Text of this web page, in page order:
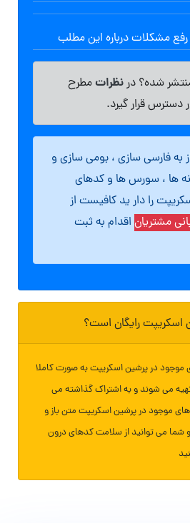
مشکلات درباره این مطلب
شده؟ درنظراتمطرح
دسترس قرار گیرد.
به فارسی سازی ، بومی سازی و
ها ، سورس ها و کدهای
را دار ید کافیست از
مشتریان اقدام به ثبت
اسکریپت رایگان است؟
موجود در پرشین اسکریپت به صورت کاملا
می شوند و به اشتراک گذاشته می
موجود در پرشین اسکریپت متن باز و
می توانید از سلامت کدهای درون